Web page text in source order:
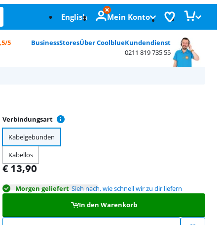
English Mein Konto
5 BusinessStoresÜber CoolblueKundendienst
0211 819 735 55
Verbindungsart
Kabelgebunden
Kabellos
€ 13,90
Morgen geliefert Sieh nach, wie schnell wir zu dir liefern
In den Warenkorb